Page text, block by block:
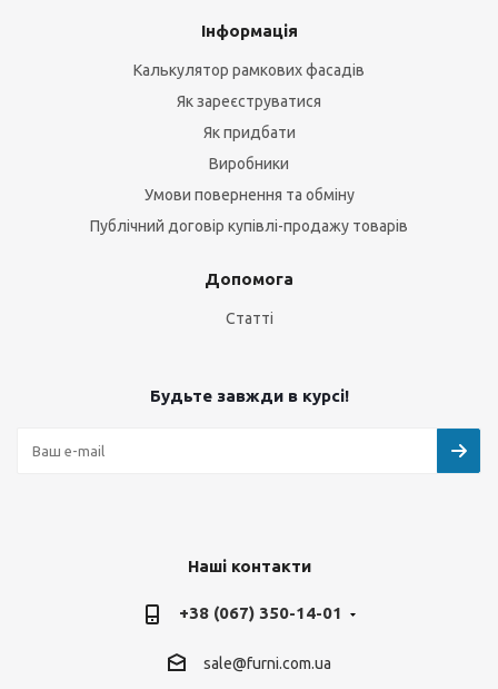
Інформація
Калькулятор рамкових фасадів
Як зареєструватися
Як придбати
Виробники
Умови повернення та обміну
Публічний договір купівлі-продажу товарів
Допомога
Статті
Будьте завжди в курсі!
Наші контакти
+38 (067) 350-14-01
sale@furni.com.ua